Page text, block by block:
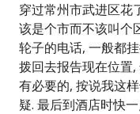
穿过常州市武进区花
该是个市而不该叫个
轮子的电话, 一般都
拨回去报告现在位置
有必要的, 按说我这
疑. 最后到酒店时快